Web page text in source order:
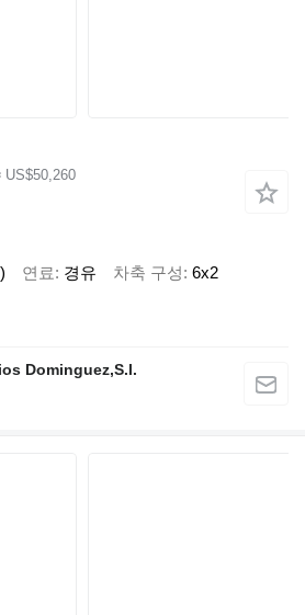
US$50,260
연료 경유 차축 구성 6x2
Dominguez,S.l.